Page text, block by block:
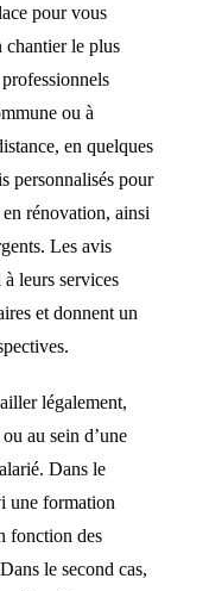
pour vous
chantier le plus
ou à
en quelques
personnalisés pour
rénovation, ainsi
Les avis
leurs services
et donnent un
légalement,
au sein d’une
Dans le
une formation
fonction des
le second cas,